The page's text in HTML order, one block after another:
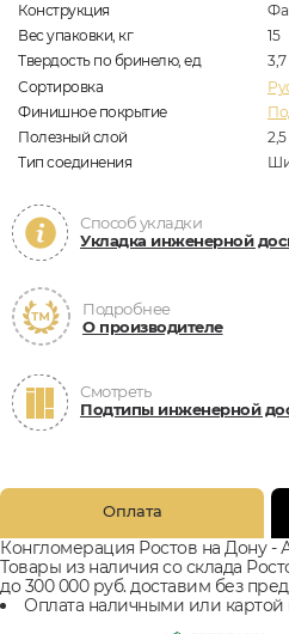
Конструкция
Вес упаковки, кг
15
Твердость по бринелю, ед
3,7
Сортировка
Финишное покрытие
Полезный слой
2,5
Тип соединения
Способ укладки
Укладка инженерной
Подробнее
О производителе
Смотреть
Подтипы инженерной
Оплата
Конгломерация Ростов на Дону -
Товары из наличия со склада
до 300 000 руб. доставим без
Оплата наличными или